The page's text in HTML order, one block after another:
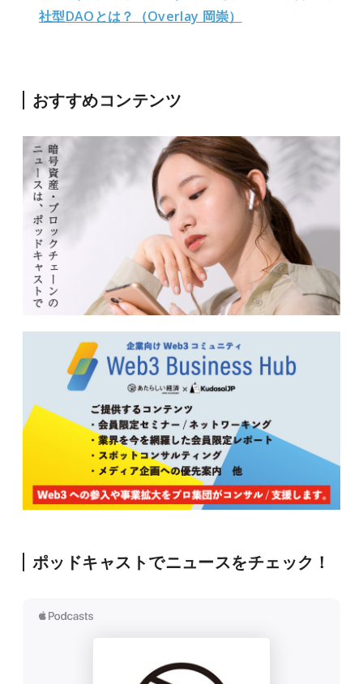
社型DAOとは？（Overlay 岡崇）
おすすめコンテンツ
ポッドキャストでニュースをチェック！